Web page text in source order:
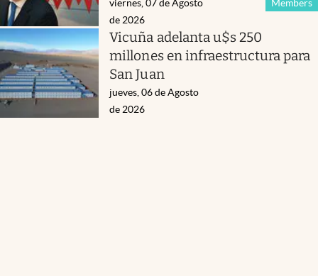
Members
viernes, 07 de Agosto
de 2026
Vicuña adelanta u$s 250
millones en infraestructura para
San Juan
jueves, 06 de Agosto
de 2026